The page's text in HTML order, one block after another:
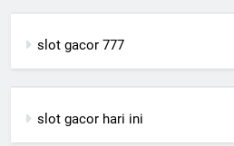
slot gacor 777
slot gacor hari ini